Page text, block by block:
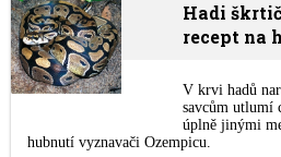
Hadi
recept na
V krvi hadů
savcům utlumí
úplně jinými
hubnutí vyznavači Ozempicu.